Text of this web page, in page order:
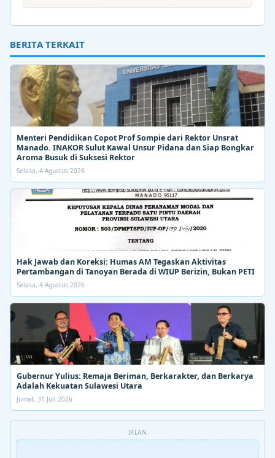
BERITA TERKAIT
Menteri Pendidikan Copot Prof Sompie dari Rektor Unsrat
Manado. INAKOR Sulut Kawal Unsur Pidana dan Siap Bongkar
Aroma Busuk di Suksesi Rektor
Selasa, 4 Agustus 2026
Hak Jawab dan Koreksi: Humas AM Tegaskan Aktivitas
Pertambangan di Tanoyan Berada di WIUP Berizin, Bukan PETI
Selasa, 4 Agustus 2026
Gubernur Yulius: Remaja Beriman, Berkarakter, dan Berkarya
Adalah Kekuatan Sulawesi Utara
Jumat, 31 Juli 2026
IKLAN